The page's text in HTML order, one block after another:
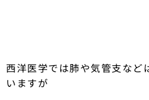
西洋医学では肺や気管支など
いますが